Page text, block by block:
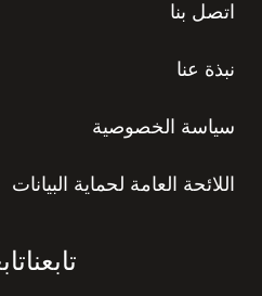
اتصل بنا
نبذة عنا
سياسة الخصوصية
اللائحة العامة لحماية البيانات